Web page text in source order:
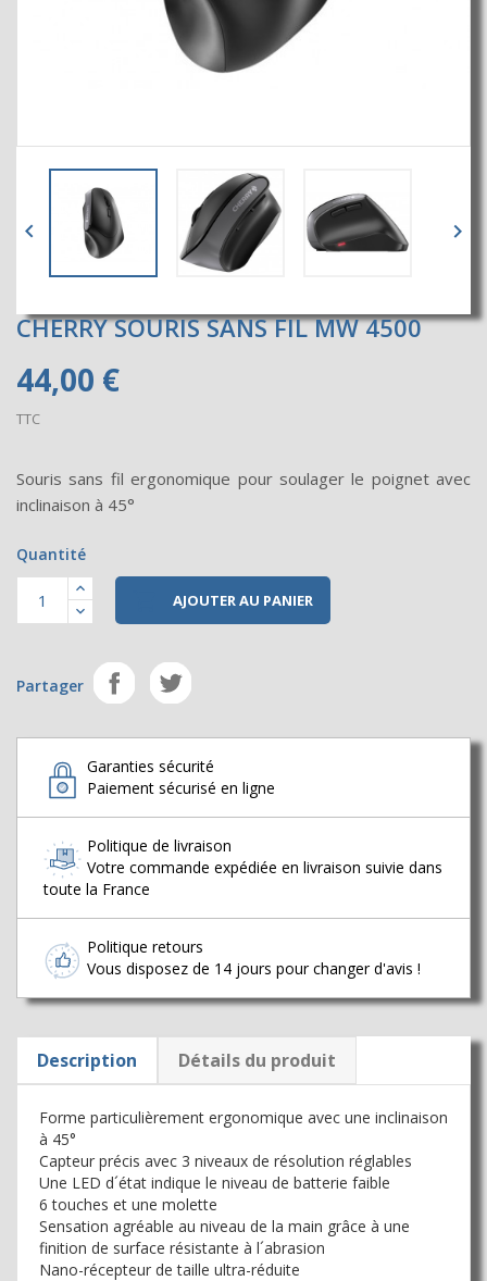
 
CHERRY SOURIS SANS FIL MW 4500
44,00 €
TTC
Souris sans fil ergonomique pour soulager le poignet avec
inclinaison à 45°
Quantité
AJOUTER AU PANIER
Partager
Garanties sécurité
Paiement sécurisé en ligne
Politique de livraison
Votre commande expédiée en livraison suivie dans
toute la France
Politique retours
Vous disposez de 14 jours pour changer d'avis !
Description Détails du produit
Forme particulièrement ergonomique avec une inclinaison
à 45°
Capteur précis avec 3 niveaux de résolution réglables
Une LED d´état indique le niveau de batterie faible
6 touches et une molette
Sensation agréable au niveau de la main grâce à une
finition de surface résistante à l´abrasion
Nano-récepteur de taille ultra-réduite